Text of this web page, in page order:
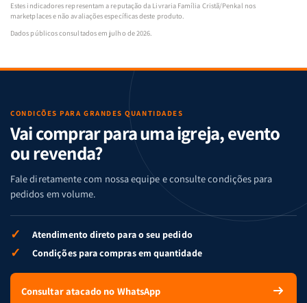
Estes indicadores representam a reputação da Livraria Família Cristã/Penkal nos
marketplaces e não avaliações específicas deste produto.
Dados públicos consultados em julho de 2026.
CONDIÇÕES PARA GRANDES QUANTIDADES
Vai comprar para uma igreja, evento
ou revenda?
Fale diretamente com nossa equipe e consulte condições para
pedidos em volume.
✓ Atendimento direto para o seu pedido
✓ Condições para compras em quantidade
Consultar atacado no WhatsApp